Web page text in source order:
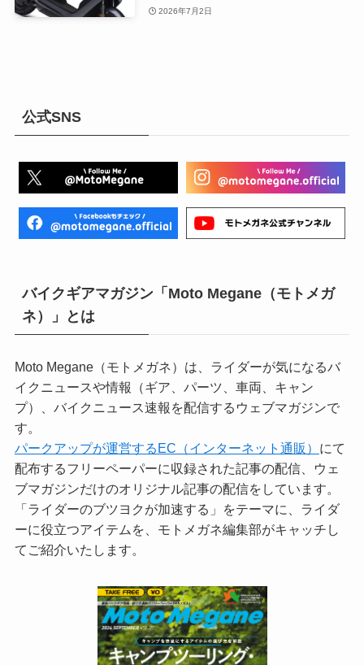
2026年7月2日
公式SNS
バイクギアマガジン「Moto Megane（モトメガ
ネ）」とは
Moto Megane（モトメガネ）は、ライダーが気になるバ
イクニュースや情報（ギア、パーツ、車両、キャン
プ）、バイクニュース速報を配信するウェブマガジンで
す。
パークアップが運営するEC（インターネット通販） にて
配布するフリーペーパーに収録された記事の配信、ウェ
ブマガジンだけのオリジナル記事の配信をしています。
「ライダーのブツヨクが加速する」をテーマに、ライダ
ーに役立つアイテムを、モトメガネ編集部がキャッチし
てご紹介いたします。